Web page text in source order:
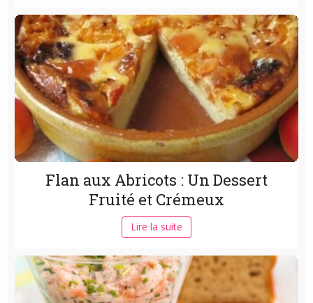
Flan aux Abricots : Un Dessert
Fruité et Crémeux
Lire la suite